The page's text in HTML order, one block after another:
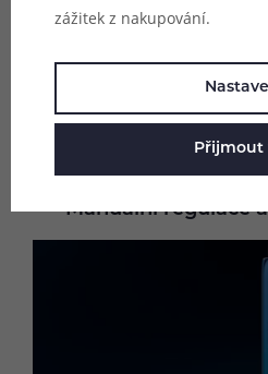
Manuální regulace
zážitek z nakupování.
Přijmout